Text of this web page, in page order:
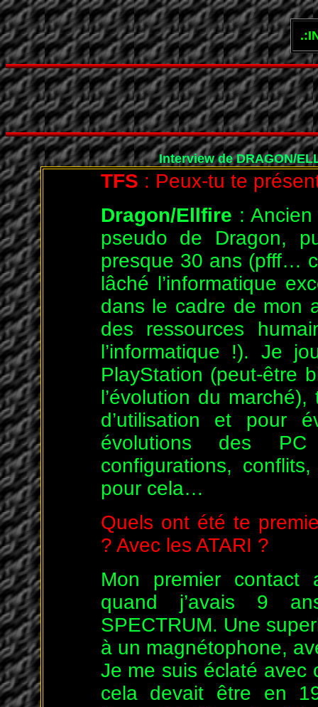
Interview de DRAGON/
TFS : Peux-tu te
Dragon/Ellfire :
pseudo de Dragon,
presque 30 ans (pfff…
lâché l’informatique
dans le cadre de mon
des ressources
l’informatique !). Je
PlayStation (peut-être
l’évolution du
d’utilisation et pour
évolutions des
configurations,
pour cela…
Quels ont été te
? Avec les ATARI ?
Mon premier contact
quand j’avais 9
SPECTRUM. Une
à un magnétophone,
Je me suis éclaté avec
cela devait être en